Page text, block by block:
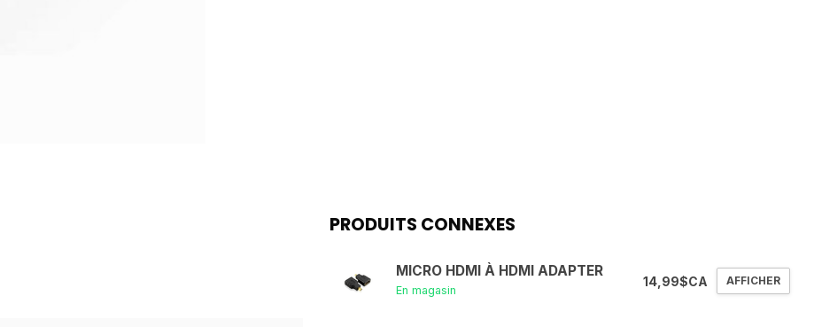
PRODUITS CONNEXES
MICRO HDMI À HDMI ADAPTER
En magasin
14,99$CA AFFICHER